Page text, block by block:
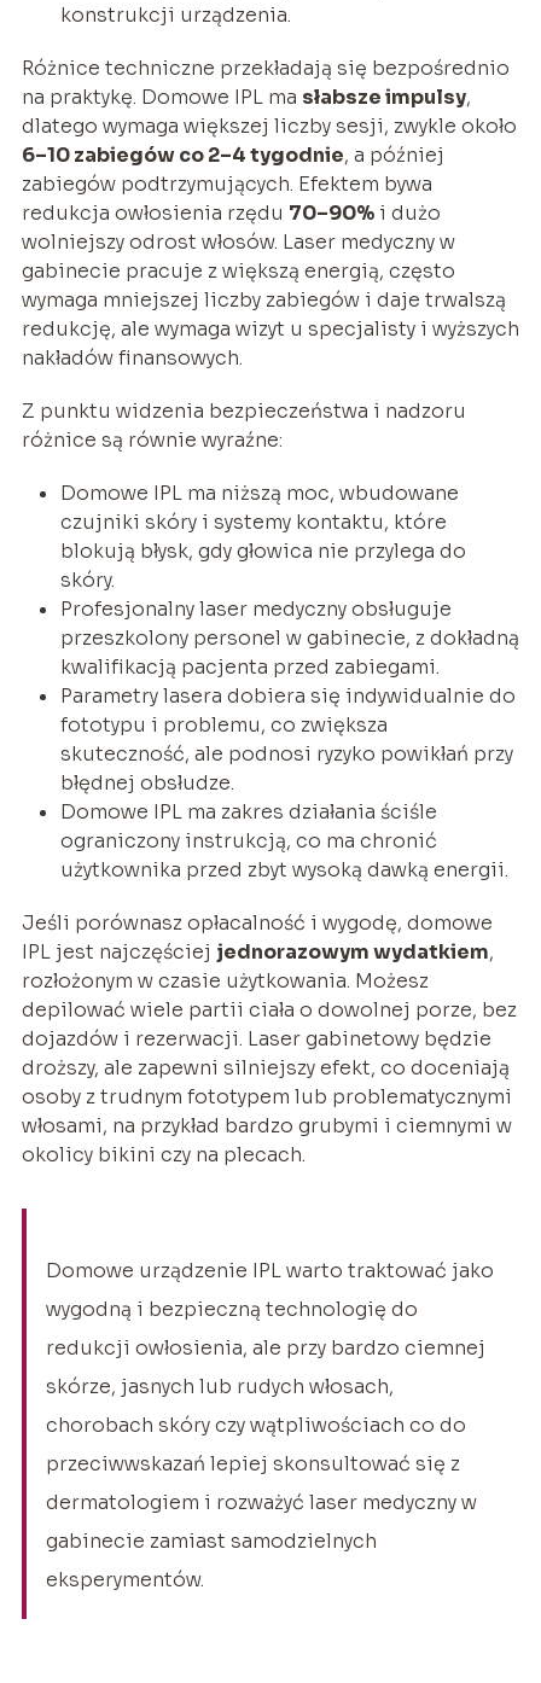
konstrukcji urządzenia.
Różnice techniczne przekładają się bezpośrednio
na praktykę. Domowe IPL ma słabsze impulsy,
dlatego wymaga większej liczby sesji, zwykle około
6–10 zabiegów co 2–4 tygodnie, a później
zabiegów podtrzymujących. Efektem bywa
redukcja owłosienia rzędu 70–90%i dużo
wolniejszy odrost włosów. Laser medyczny w
gabinecie pracuje z większą energią, często
wymaga mniejszej liczby zabiegów i daje trwalszą
redukcję, ale wymaga wizyt u specjalisty i wyższych
nakładów finansowych.
Z punktu widzenia bezpieczeństwa i nadzoru
różnice są równie wyraźne:
Domowe IPL ma niższą moc, wbudowane
czujniki skóry i systemy kontaktu, które
blokują błysk, gdy głowica nie przylega do
skóry.
Profesjonalny laser medyczny obsługuje
przeszkolony personel w gabinecie, z dokładną
kwalifikacją pacjenta przed zabiegami.
Parametry lasera dobiera się indywidualnie do
fototypu i problemu, co zwiększa
skuteczność, ale podnosi ryzyko powikłań przy
błędnej obsłudze.
Domowe IPL ma zakres działania ściśle
ograniczony instrukcją, co ma chronić
użytkownika przed zbyt wysoką dawką energii.
Jeśli porównasz opłacalność i wygodę, domowe
IPL jest najczęściej jednorazowym wydatkiem,
rozłożonym w czasie użytkowania. Możesz
depilować wiele partii ciała o dowolnej porze, bez
dojazdów i rezerwacji. Laser gabinetowy będzie
droższy, ale zapewni silniejszy efekt, co doceniają
osoby z trudnym fototypem lub problematycznymi
włosami, na przykład bardzo grubymi i ciemnymi w
okolicy bikini czy na plecach.
Domowe urządzenie IPL warto traktować jako
wygodną i bezpieczną technologię do
redukcji owłosienia, ale przy bardzo ciemnej
skórze, jasnych lub rudych włosach,
chorobach skóry czy wątpliwościach co do
przeciwwskazań lepiej skonsultować się z
dermatologiem i rozważyć laser medyczny w
gabinecie zamiast samodzielnych
eksperymentów.